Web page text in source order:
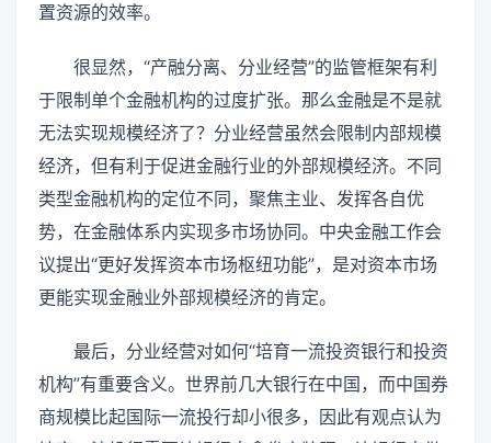
置资源的效率。
很显然，“产融分离、分业经营”的监管框架有利
于限制单个金融机构的过度扩张。那么金融是不是就
无法实现规模经济了？分业经营虽然会限制内部规模
经济，但有利于促进金融行业的外部规模经济。不同
类型金融机构的定位不同，聚焦主业、发挥各自优
势，在金融体系内实现多市场协同。中央金融工作会
议提出“更好发挥资本市场枢纽功能”，是对资本市场
更能实现金融业外部规模经济的肯定。
最后，分业经营对如何“培育一流投资银行和投资
机构”有重要含义。世界前几大银行在中国，而中国券
商规模比起国际一流投行却小很多，因此有观点认为